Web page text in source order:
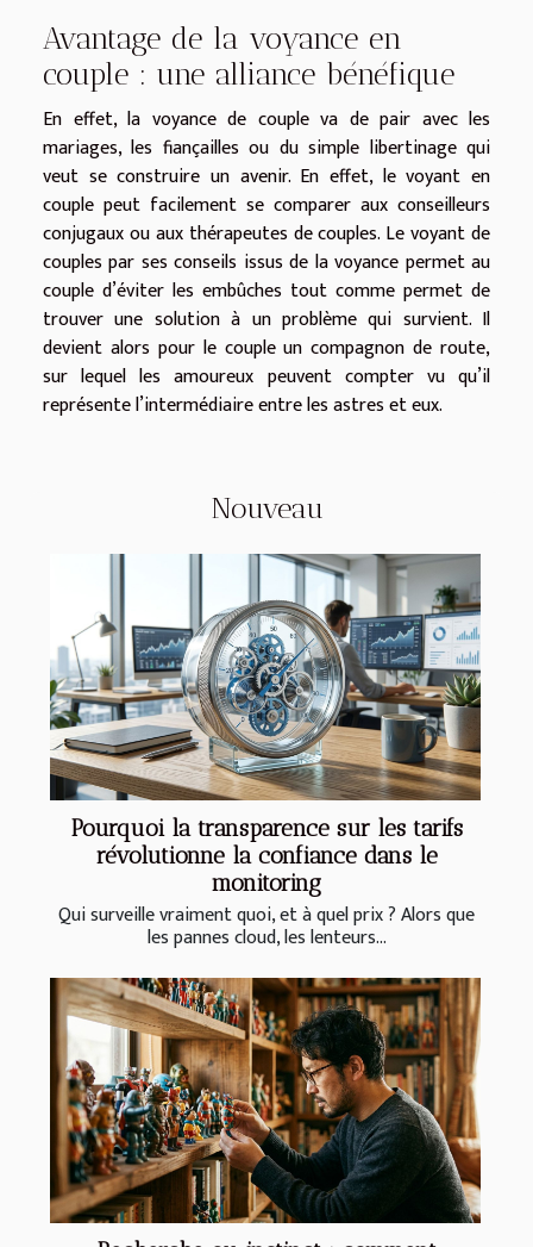
Avantage de la voyance en
couple : une alliance bénéfique
En effet, la voyance de couple va de pair avec les
mariages, les fiançailles ou du simple libertinage qui
veut se construire un avenir. En effet, le voyant en
couple peut facilement se comparer aux conseilleurs
conjugaux ou aux thérapeutes de couples. Le voyant de
couples par ses conseils issus de la voyance permet au
couple d’éviter les embûches tout comme permet de
trouver une solution à un problème qui survient. Il
devient alors pour le couple un compagnon de route,
sur lequel les amoureux peuvent compter vu qu’il
représente l’intermédiaire entre les astres et eux.
Nouveau
Pourquoi la transparence sur les tarifs
révolutionne la confiance dans le
monitoring
Qui surveille vraiment quoi, et à quel prix ? Alors que
les pannes cloud, les lenteurs...